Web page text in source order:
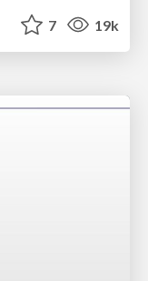
7 19k